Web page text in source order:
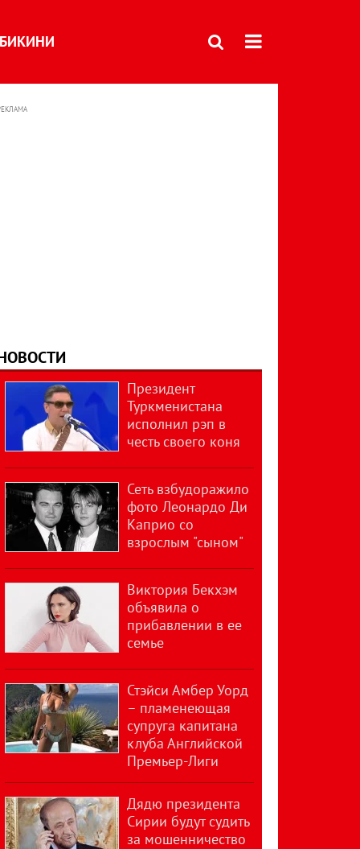
БИКИНИ
Президент
Туркменистана
исполнил рэп в
честь своего коня
Сеть взбудоражило
фото Леонардо Ди
Каприо со
взрослым "сыном"
Виктория Бекхэм
объявила о
прибавлении в ее
семье
Стэйси Амбер Уорд
– пламенеющая
супруга капитана
клуба Английской
Премьер-Лиги
Дядю президента
Сирии будут судить
за мошенничество